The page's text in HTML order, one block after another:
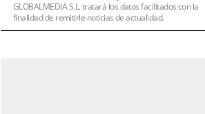
GLOBALMEDIA S.L. tratará los datos facilitados con la
finalidad de remitirle noticias de actualidad.